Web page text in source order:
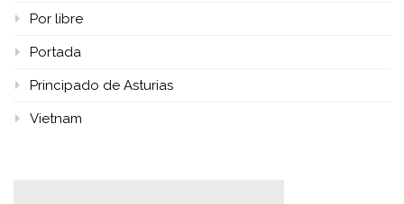
Por libre
Portada
Principado de Asturias
Vietnam